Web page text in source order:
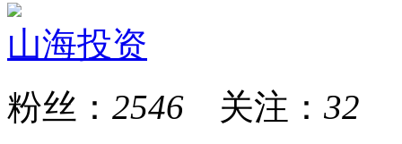
山海投资
粉丝： 2546 关注： 32